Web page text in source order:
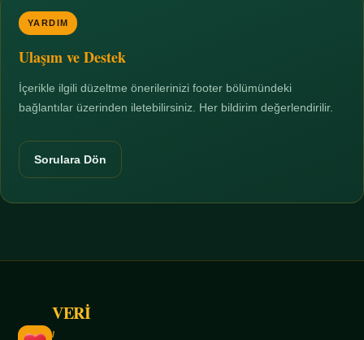
YARDIM
Ulaşım ve Destek
İçerikle ilgili düzeltme önerilerinizi footer bölümündeki
bağlantılar üzerinden iletebilirsiniz. Her bildirim değerlendirilir.
Sorulara Dön
VERİ
/